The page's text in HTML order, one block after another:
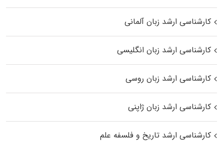
کارشناسی ارشد زبان آلمانی
کارشناسی ارشد زبان انگلیسی
کارشناسی ارشد زبان روسی
کارشناسی ارشد زبان ژاپنی
کارشناسی ارشد تاریخ و فلسفه علم